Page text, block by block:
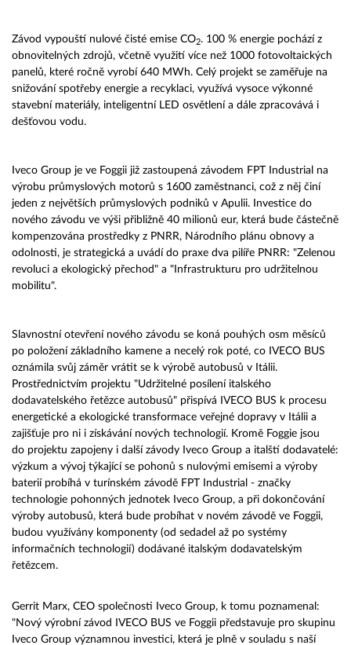
Závod vypouští nulové čisté emise CO2. 100 % energie pochází z
obnovitelných zdrojů, včetně využití více než 1000 fotovoltaických
panelů, které ročně vyrobí 640 MWh. Celý projekt se zaměřuje na
snižování spotřeby energie a recyklaci, využívá vysoce výkonné
stavební materiály, inteligentní LED osvětlení a dále zpracovává i
dešťovou vodu.
Iveco Group je ve Foggii již zastoupená závodem FPT Industrial na
výrobu průmyslových motorů s 1600 zaměstnanci, což z něj činí
jeden z největších průmyslových podniků v Apulii. Investice do
nového závodu ve výši přibližně 40 milionů eur, která bude částečně
kompenzována prostředky z PNRR, Národního plánu obnovy a
odolnosti, je strategická a uvádí do praxe dva pilíře PNRR: "Zelenou
revoluci a ekologický přechod" a "Infrastrukturu pro udržitelnou
mobilitu".
Slavnostní otevření nového závodu se koná pouhých osm měsíců
po položení základního kamene a necelý rok poté, co IVECO BUS
oznámila svůj záměr vrátit se k výrobě autobusů v Itálii.
Prostřednictvím projektu "Udržitelné posílení italského
dodavatelského řetězce autobusů" přispívá IVECO BUS k procesu
energetické a ekologické transformace veřejné dopravy v Itálii a
zajišťuje pro ni i získávání nových technologií. Kromě Foggie jsou
do projektu zapojeny i další závody Iveco Group a italští dodavatelé:
výzkum a vývoj týkající se pohonů s nulovými emisemi a výroby
baterií probíhá v turínském závodě FPT Industrial - značky
technologie pohonných jednotek Iveco Group, a při dokončování
výroby autobusů, která bude probíhat v novém závodě ve Foggii,
budou využívány komponenty (od sedadel až po systémy
informačních technologií) dodávané italským dodavatelským
řetězcem.
Gerrit Marx, CEO společnosti Iveco Group, k tomu poznamenal:
"Nový výrobní závod IVECO BUS ve Foggii představuje pro skupinu
Iveco Group významnou investici, která je plně v souladu s naší